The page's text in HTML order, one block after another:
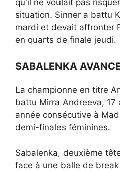
situation. Sinner a battu
mardi et devait affronter
en quarts de finale jeudi.
SABALENKA
La championne en titre
battu Mirra Andreeva, 17
année consécutive à
demi-finales féminines.
Sabalenka, deuxième
face à une balle de